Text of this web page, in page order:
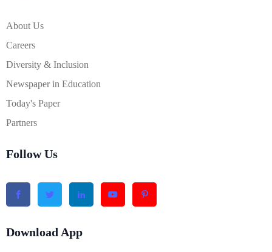
About Us
Careers
Diversity & Inclusion
Newspaper in Education
Today's Paper
Partners
Follow Us
Download App